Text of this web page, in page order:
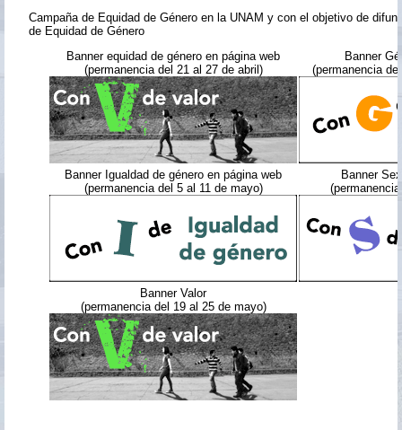
Campaña de Equidad de Género en la UNAM y con el objetivo de
de Equidad de Género
Banner equidad de género en página web
(permanencia del 21 al 27 de abril)
Banner
(permanencia
Banner Igualdad de género en página web
(permanencia del 5 al 11 de mayo)
Banner
Banner Valor
(permanencia del 19 al 25 de mayo)